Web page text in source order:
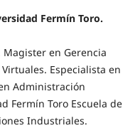
Fermín Toro.
Magister en Gerencia
Especialista en
Administración
Fermín Toro Escuela de
Industriales.